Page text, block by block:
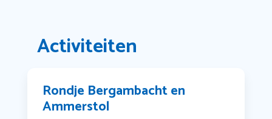
Activiteiten
Rondje Bergambacht en
Ammerstol